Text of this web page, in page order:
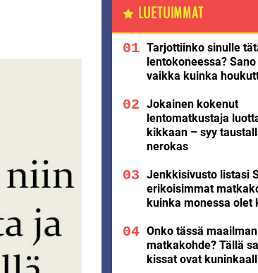
LUETUIMMAT
Tarjottiinko sinulle
lentokoneessa?
vaikka kuinka
Jokainen kokenut
lentomatkustaja
kikkaan – syy
nerokas
Jenkkisivusto listasi
erikoisimmat
kuinka monessa olet
Onko tässä
matkakohde? Tällä
kissat ovat